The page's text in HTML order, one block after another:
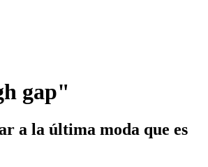
gap"
a la última moda que es